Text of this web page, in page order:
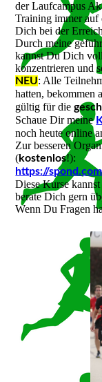
der Laufcampus
Training immer auf
Dich bei der
Durch meine
kannst Du Dich
konzentrieren und
NEU: Alle
hatten, bekommen
gültig für die
Schaue Dir meine
noch heute online
Zur besseren
(kostenlos!):
https://
Diese Kurse
berate Dich gern
Wenn Du Fragen